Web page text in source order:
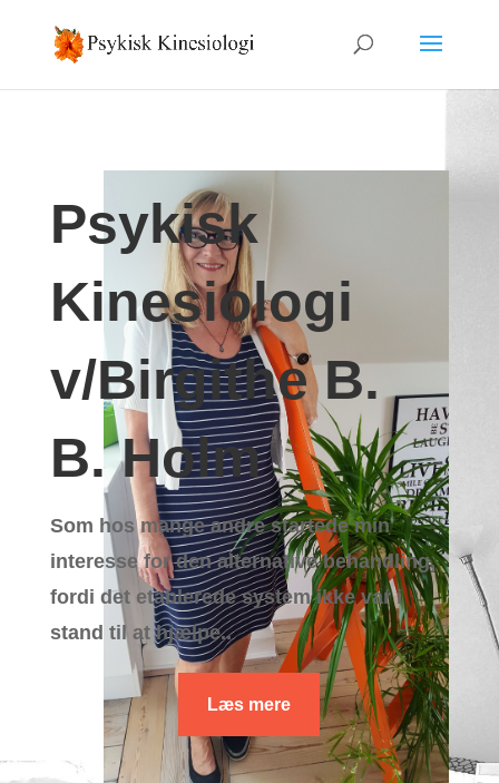
Psykisk
Kinesiologi
v/Birgithe B.
B. Holm
Som hos mange andre startede min
interesse for den alternative behandling,
fordi det etablerede system ikke var i
stand til at hjælpe..
Læs mere